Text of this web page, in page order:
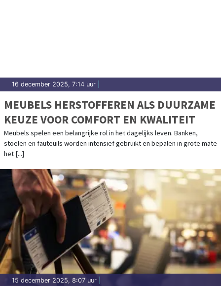
16 december 2025, 7:14 uur
MEUBELS HERSTOFFEREN ALS DUURZAME
KEUZE VOOR COMFORT EN KWALITEIT
Meubels spelen een belangrijke rol in het dagelijks leven. Banken,
stoelen en fauteuils worden intensief gebruikt en bepalen in grote mate
het [...]
15 december 2025, 8:07 uur